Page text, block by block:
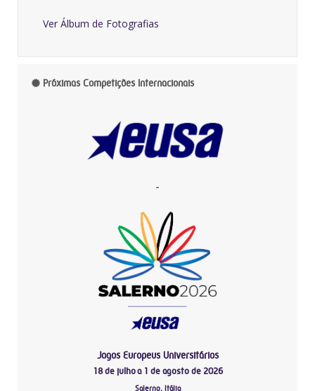
Ver Álbum de Fotografias
Próximas Competições Internacionais
-
Jogos Europeus Universitários
18 de julho a 1 de agosto de 2026
Salerno, Itália